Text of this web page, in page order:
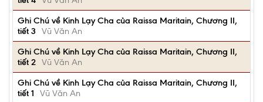
Ghi Chú về Kinh Lạy Cha của Raissa Maritain, Chương II,
tiết 3 Vũ Văn An
Ghi Chú về Kinh Lạy Cha của Raissa Maritain, Chương II,
tiết 2 Vũ Văn An
Ghi Chú về Kinh Lạy Cha của Raissa Maritain, Chương II,
tiết 1
Vũ Văn An